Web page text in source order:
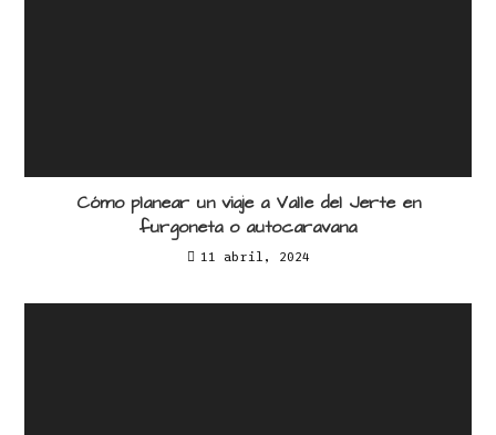
Cómo planear un viaje a Valle del Jerte en
furgoneta o autocaravana
11 abril, 2024